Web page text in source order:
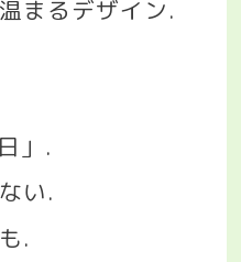
まるデザイン.
」 .
い.
.